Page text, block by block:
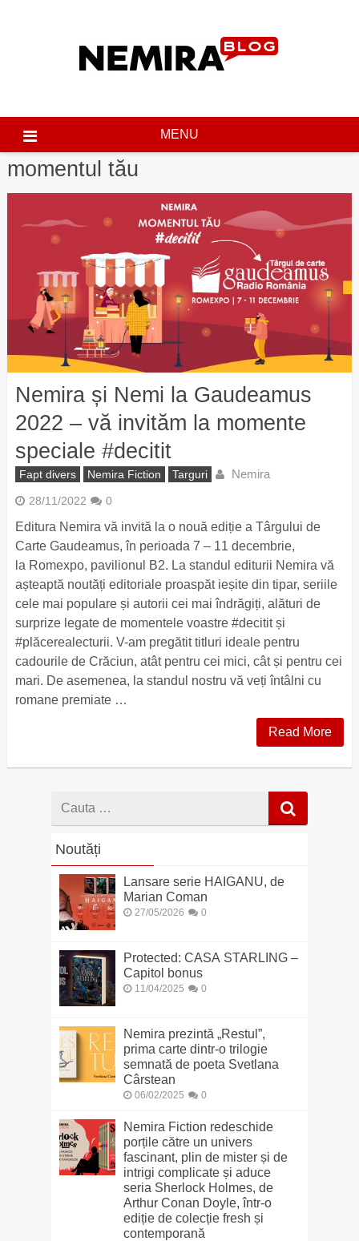
MENU
momentul tău
Nemira și Nemi la Gaudeamus
2022 – vă invităm la momente
speciale #decitit
Fapt divers Nemira Fiction Targuri Nemira
28/11/2022 0
Editura Nemira vă invită la o nouă ediție a Târgului de
Carte Gaudeamus, în perioada 7 – 11 decembrie,
la Romexpo, pavilionul B2. La standul editurii Nemira vă
așteaptă noutăți editoriale proaspăt ieșite din tipar, seriile
cele mai populare și autorii cei mai îndrăgiți, alături de
surprize legate de momentele voastre #decitit și
#plăcerealecturii. V-am pregătit titluri ideale pentru
cadourile de Crăciun, atât pentru cei mici, cât și pentru cei
mari. De asemenea, la standul nostru vă veți întâlni cu
romane premiate …
Read More
Cauta
Noutăți
Lansare serie HAIGANU, de
Marian Coman
27/05/2026 0
Protected: CASA STARLING –
Capitol bonus
11/04/2025 0
Nemira prezintă „Restul”,
prima carte dintr-o trilogie
semnată de poeta Svetlana
Cârstean
06/02/2025 0
Nemira Fiction redeschide
porțile către un univers
fascinant, plin de mister și de
intrigi complicate și aduce
seria Sherlock Holmes, de
Arthur Conan Doyle, într-o
ediție de colecție fresh și
contemporană